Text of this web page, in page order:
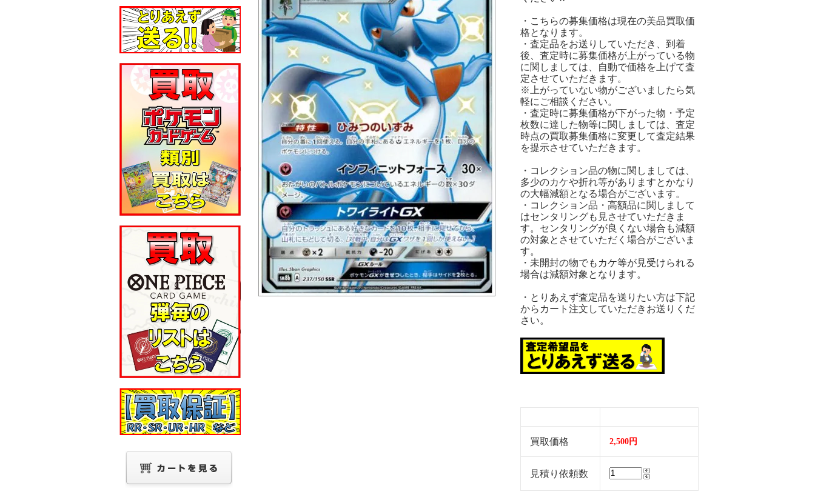
・こちらの募集価格は現在の美品買取価
格となります。
・査定品をお送りしていただき、到着
後、査定時に募集価格が上がっている物
に関しましては、自動で価格を上げて査
定させていただきます。
※上がっていない物がございましたら気
軽にご相談ください。
・査定時に募集価格が下がった物・予定
枚数に達した物等に関しましては、査定
時点の買取募集価格に変更して査定結果
を提示させていただきます。
・コレクション品の物に関しましては、
多少のカケや折れ等がありますとかなり
の大幅減額となる場合がございます。
・コレクション品・高額品に関しまして
はセンタリングも見させていただきま
す。センタリングが良くない場合も減額
の対象とさせていただく場合がございま
す。
・未開封の物でもカケ等が見受けられる
場合は減額対象となります。
・とりあえず査定品を送りたい方は下記
からカート注文していただきお送りくだ
さい。
買取価格 2,500円
見積り依頼数